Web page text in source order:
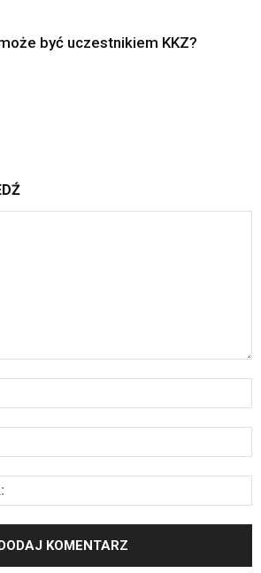
być uczestnikiem KKZ?